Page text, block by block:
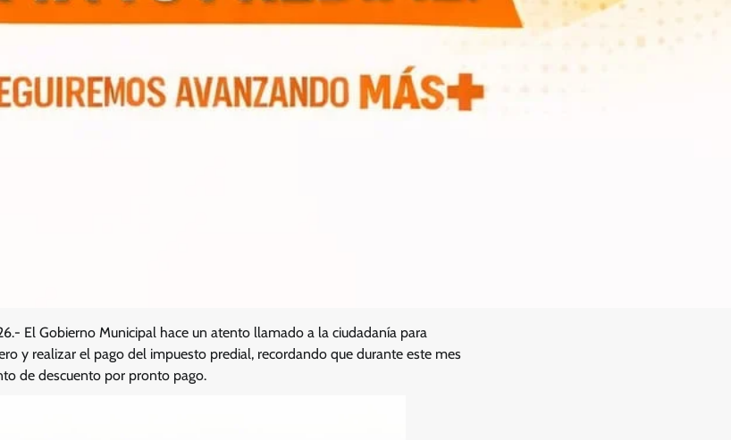
El Gobierno Municipal hace un atento llamado a la ciudadanía para
y realizar el pago del impuesto predial, recordando que durante este mes
de descuento por pronto pago.